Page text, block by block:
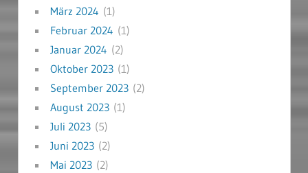
März 2024 (1)
Februar 2024 (1)
Januar 2024 (2)
Oktober 2023(1)
September 2023(2)
August 2023(1)
Juli 2023(5)
Juni 2023(2)
Mai 2023(2)